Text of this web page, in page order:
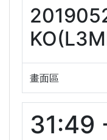
畫面區
31:49